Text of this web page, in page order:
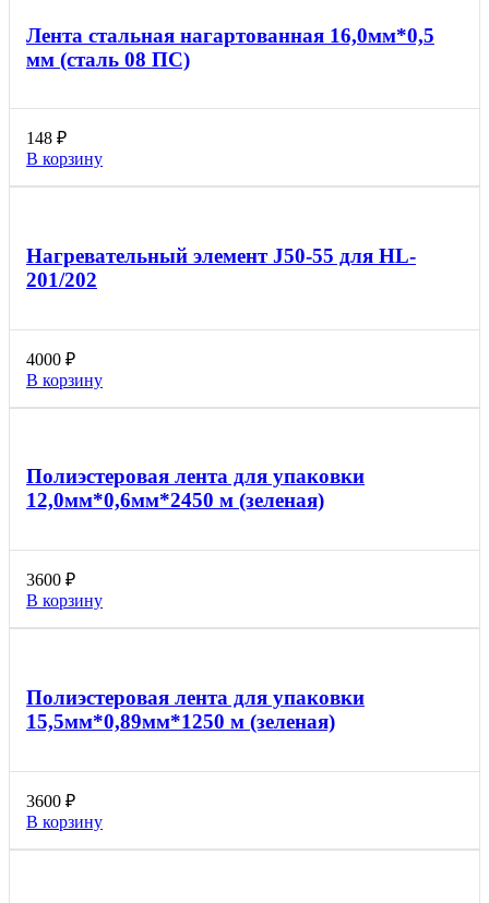
Лента стальная нагартованная 16,0мм*0,5
мм (сталь 08 ПС)
148 ₽
В корзину
Нагревательный элемент J50-55 для HL-
201/202
4000 ₽
В корзину
Полиэстеровая лента для упаковки
12,0мм*0,6мм*2450 м (зеленая)
3600 ₽
В корзину
Полиэстеровая лента для упаковки
15,5мм*0,89мм*1250 м (зеленая)
3600 ₽
В корзину